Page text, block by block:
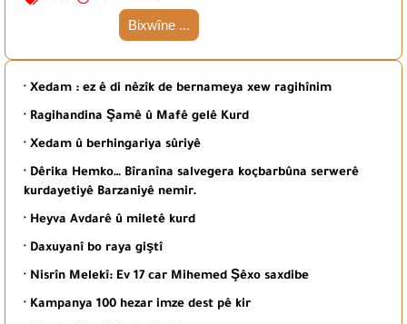
Bixwîne ...
· Xedam : ez ê di nêzîk de bernameya xew ragihînim
· Ragihandina Şamê û Mafê gelê Kurd
· Xedam û berhingariya sûriyê
· Dêrika Hemko… Bîranîna salvegera koçbarbûna serwerê
kurdayetiyê Barzaniyê nemir.
· Heyva Avdarê û miletê kurd
· Daxuyanî bo raya giştî
· Nisrîn Melekî: Ev 17 car Mihemed Şêxo saxdibe
· Kampanya 100 hezar imze dest pê kir